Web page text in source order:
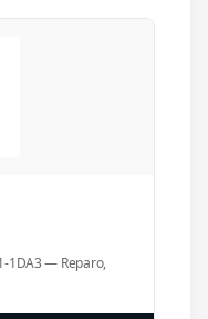
1DA3 — Reparo,